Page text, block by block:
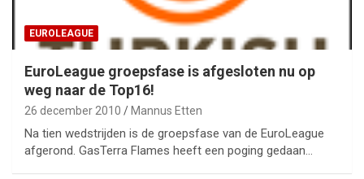
EUROLEAGUE
EuroLeague groepsfase is afgesloten nu op
weg naar de Top16!
26 december 2010 Mannus Etten
Na tien wedstrijden is de groepsfase van de EuroLeague
afgerond. GasTerra Flames heeft een poging gedaan…